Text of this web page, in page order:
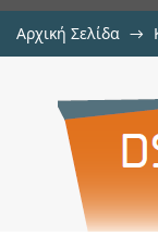
Αρχική Σελίδα →